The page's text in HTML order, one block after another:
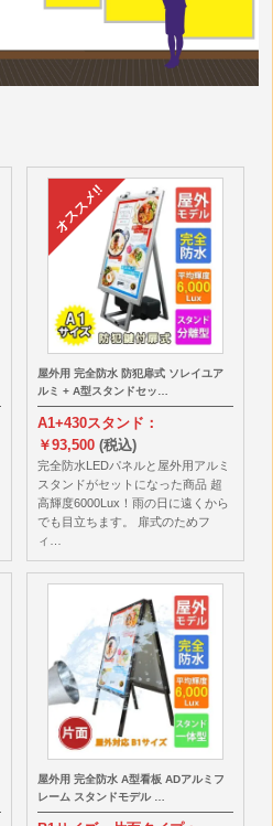
屋外用 完全防水 防犯扉式 ソレイユア
ルミ + A型スタンドセッ…
A1+430スタンド：
￥93,500 (税込)
完全防水LEDパネルと屋外用アルミ
スタンドがセットになった商品 超
高輝度6000Lux！雨の日に遠くから
でも目立ちます。 扉式のためフ
ィ…
屋外用 完全防水 A型看板 ADアルミフ
レーム スタンドモデル …